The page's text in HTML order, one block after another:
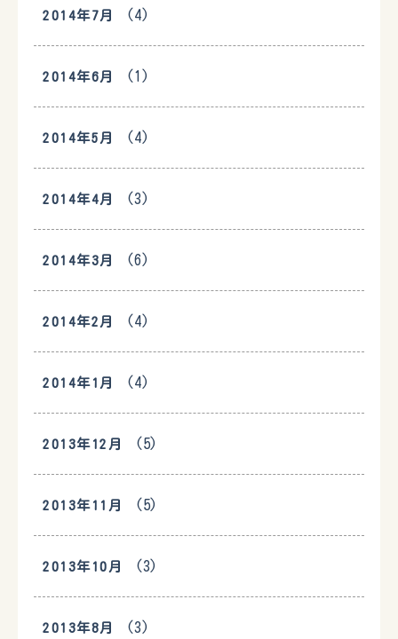
2014年7月 (4)
2014年6月 (1)
2014年5月 (4)
2014年4月 (3)
2014年3月 (6)
2014年2月 (4)
2014年1月 (4)
2013年12月 (5)
2013年11月 (5)
2013年10月 (3)
2013年8月 (3)